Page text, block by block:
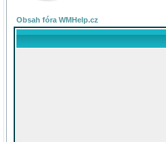
Obsah fóra WMHelp.cz